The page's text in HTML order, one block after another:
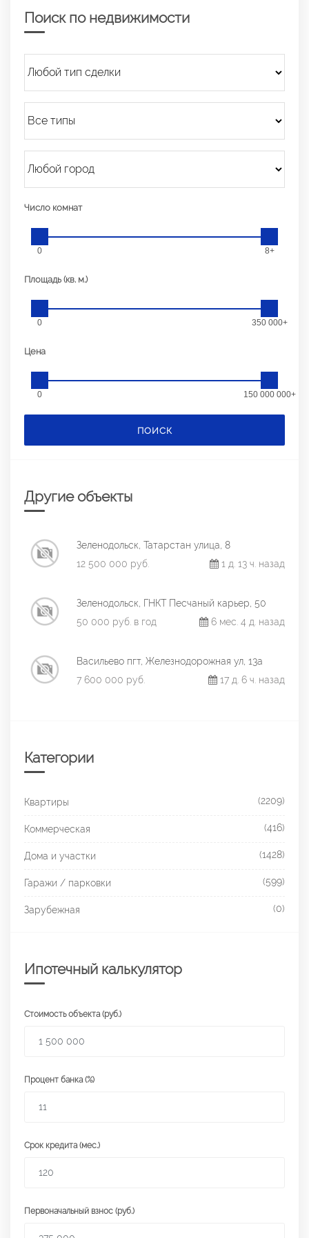
Поиск по недвижимости
Число комнат
0 8+
Площадь (кв. м.)
0 350 000+
Цена
0 150 000 000+
ПОИСК
Другие объекты
Зеленодольск, Татарстан улица, 8
12 500 000 руб.
1 д. 13 ч. назад
Зеленодольск, ГНКТ Песчаный карьер, 50
50 000 руб. в год
6 мес. 4 д. назад
Васильево пгт, Железнодорожная ул, 13а
7 600 000 руб.
17 д. 6 ч. назад
Категории
Квартиры (2209)
Коммерческая (416)
Дома и участки (1428)
Гаражи / парковки (599)
Зарубежная (0)
Ипотечный калькулятор
Стоимость объекта (руб.)
Процент банка (%)
Срок кредита (мес.)
Первоначальный взнос (руб.)